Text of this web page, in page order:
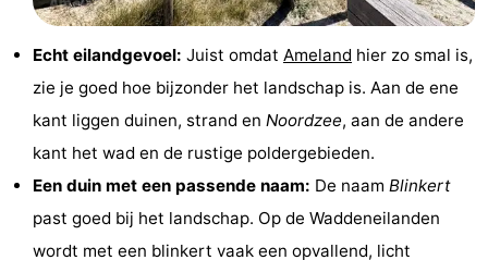
Fietsen
Wandelen
-
Paardrijden
Surfen
Wadlopen
Echt eilandgevoel: Juist omdat Ameland hier zo smal is,
zie je goed hoe bijzonder het landschap is. Aan de ene
kant liggen duinen, strand en Noordzee, aan de andere
kant het wad en de rustige poldergebieden.
Een duin met een passende naam: De naam Blinkert
past goed bij het landschap. Op de Waddeneilanden
wordt met een blinkert vaak een opvallend, licht